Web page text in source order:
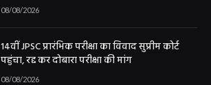
08/08/2026
14वीं JPSC प्रारंभिक परीक्षा का विवाद सुप्रीम कोर्ट
पहुंचा, रद्द कर दोबारा परीक्षा की मांग
08/08/2026